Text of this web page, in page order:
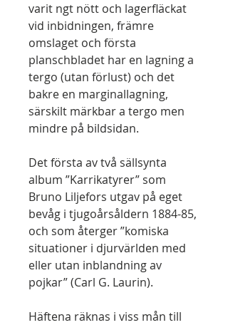
varit ngt nött och lagerfläckat
vid inbidningen, främre
omslaget och första
planschbladet har en lagning a
tergo (utan förlust) och det
bakre en marginallagning,
särskilt märkbar a tergo men
mindre på bildsidan.
Det första av två sällsynta
album ”Karrikatyrer” som
Bruno Liljefors utgav på eget
bevåg i tjugoårsåldern 1884-85,
och som återger ”komiska
situationer i djurvärlden med
eller utan inblandning av
pojkar” (Carl G. Laurin).
Häftena räknas i viss mån till